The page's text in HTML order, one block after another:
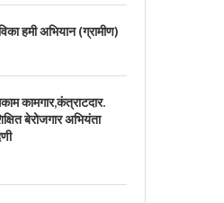
हमी अभियान (ग्रामीण)
कामगार,कंत्राटदार.
बेरोजगार अभियंता